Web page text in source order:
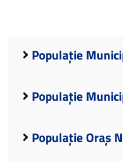
Populație
Populație
Populație Oraș